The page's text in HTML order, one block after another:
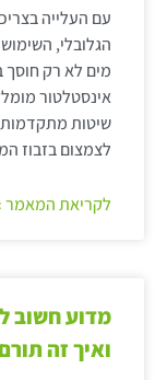
עם העלייה
הגלובלי,
מים לא רק
אינסטלטור
שיטות מתקדמות
לצמצום בזבוז
לקריאת המאמר
מדוע חשוב
ואיך זה